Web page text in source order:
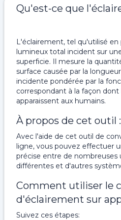
Qu'est-ce que
L'éclairement, tel qu'utilisé
lumineux total incident sur
superficie. Il mesure la
surface causée par la
incidente pondérée par la
correspondant à la façon
apparaissent aux humains.
À propos de cet outil :
Avec l'aide de cet outil de
ligne, vous pouvez effectuer
précise entre de nombreuses
différentes et d'autres
Comment utiliser le
d'éclairement sur
Suivez ces étapes: